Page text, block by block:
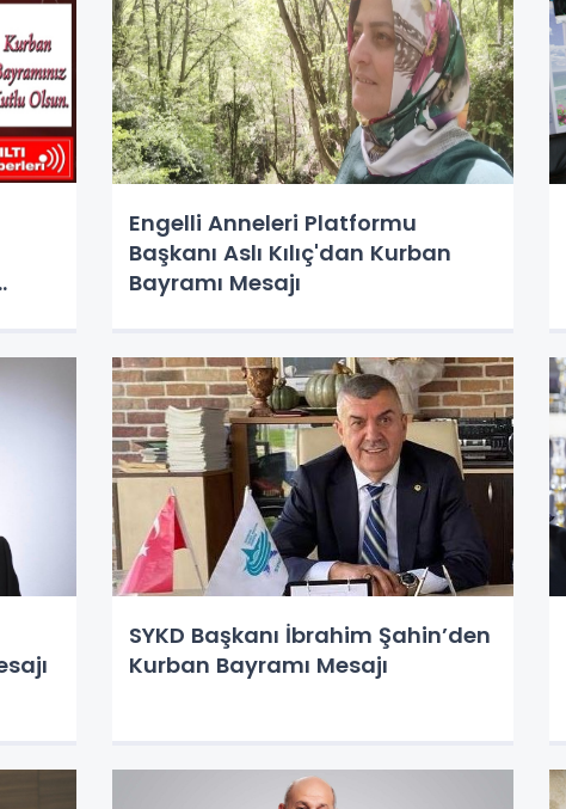
Engelli Anneleri Platformu
Başkanı Aslı Kılıç'dan Kurban
Bayramı Mesajı
SYKD Başkanı İbrahim Şahin’den
Kurban Bayramı Mesajı